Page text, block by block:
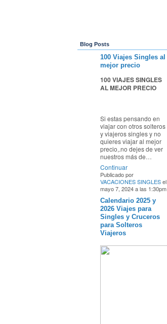
Blog Posts
100 Viajes Singles al
mejor precio
100 VIAJES SINGLES
AL MEJOR PRECIO
Si estas pensando en
viajar con otros solteros
y viajeros singles y no
quieres viajar al mejor
precio,.no dejes de ver
nuestros más de…
Continuar
Publicado por
VACACIONES SINGLESel
mayo 7, 2024 a las 1:30pm
Calendario 2025 y
2026 Viajes para
Singles y Cruceros
para Solteros
Viajeros